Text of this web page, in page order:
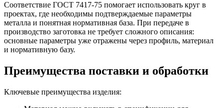
Соответствие ГОСТ 7417-75 помогает использовать круг в
проектах, где необходимы подтверждаемые параметры
металла и понятная нормативная база. При передаче в
производство заготовка не требует сложного описания:
основные параметры уже отражены через профиль, материал
и нормативную базу.
Преимущества поставки и обработки
Ключевые преимущества изделия: